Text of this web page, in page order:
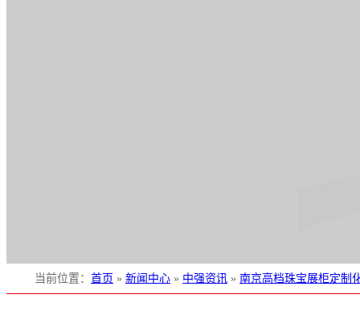
当前位置 ： 首页 » 新闻中心 » 中强资讯 » 南京高档珠宝展柜定制